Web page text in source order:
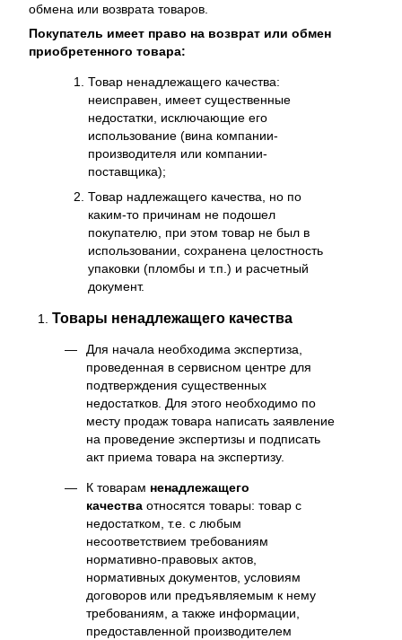
обмена или возврата товаров.
Покупатель имеет право на возврат или обмен
приобретенного товара:
Товар ненадлежащего качества:
неисправен, имеет существенные
недостатки, исключающие его
использование (вина компании-
производителя или компании-
поставщика);
Товар надлежащего качества, но по
каким-то причинам не подошел
покупателю, при этом товар не был в
использовании, сохранена целостность
упаковки (пломбы и т.п.) и расчетный
документ.
Товары ненадлежащего качества
Для начала необходима экспертиза,
проведенная в сервисном центре для
подтверждения существенных
недостатков. Для этого необходимо по
месту продаж товара написать заявление
на проведение экспертизы и подписать
акт приема товара на экспертизу.
К товарам ненадлежащего
качества относятся товары: товар с
недостатком, т.е. с любым
несоответствием требованиям
нормативно-правовых актов,
нормативных документов, условиям
договоров или предъявляемым к нему
требованиям, а также информации,
предоставленной производителем